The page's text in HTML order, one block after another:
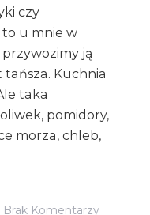
czy
to u mnie w
ją
tańsza. Kuchnia
taka
pomidory,
morza, chleb,
Brak KomentarzyDo